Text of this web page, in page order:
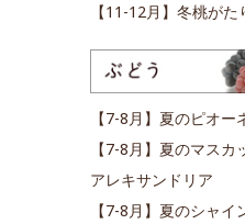
【11-12月】冬桃がた
【7-8月】夏のピオー
【7-8月】夏のマスカ
アレキサンドリア
【7-8月】夏のシャイ